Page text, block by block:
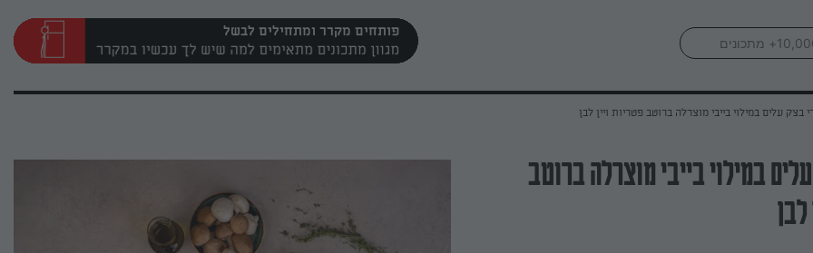
פותחים מקרר ומתחילים לבשל
בצק עלים במילוי בייבי מוצרלה ברוטב פטריות ויין לבן
במילוי בייבי מוצרלה ברוטב
לבן